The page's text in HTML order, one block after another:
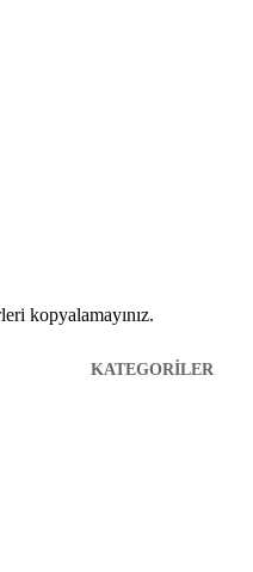
kopyalamayınız.
KATEGORİLER